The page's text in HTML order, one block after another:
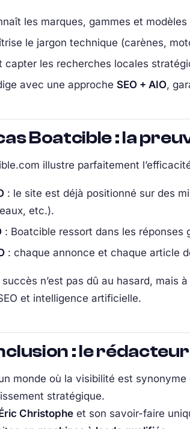
les marques, gammes et
le jargon technique (carènes,
capter les recherches locales
avec une approche SEO + AIO,
Boatcible : la
illustre parfaitement
: le site est déjà positionné sur des
etc.).
: Boatcible ressort dans les
: chaque annonce et chaque article
n’est pas dû au hasard, mais à
et intelligence artificielle.
: le
monde où la visibilité est
stratégique.
Christophe et son savoir-faire